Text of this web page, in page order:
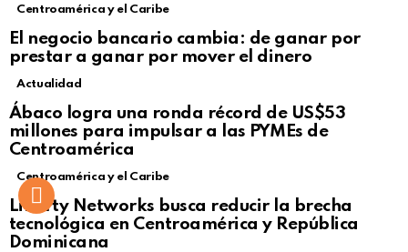
Centroamérica y el Caribe
El negocio bancario cambia: de ganar por
prestar a ganar por mover el dinero
Not Safe For Work
Click to view this post
Actualidad
Ábaco logra una ronda récord de US$53
millones para impulsar a las PYMEs de
Centroamérica
Centroamérica y el Caribe
Liberty Networks busca reducir la brecha
tecnológica en Centroamérica y República
Dominicana